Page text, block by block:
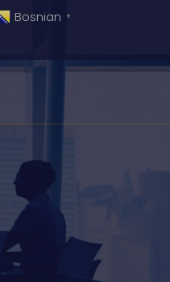
Bosnian ▼